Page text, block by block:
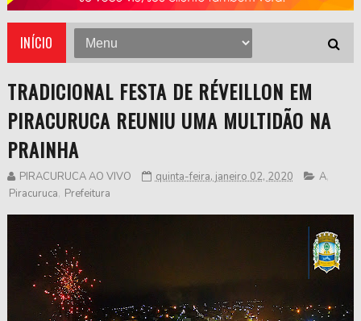
INÍCIO
TRADICIONAL FESTA DE RÉVEILLON EM
PIRACURUCA REUNIU UMA MULTIDÃO NA
PRAINHA
PIRACURUCA AO VIVO quinta-feira, janeiro 02, 2020 A,
Piracuruca, Prefeitura